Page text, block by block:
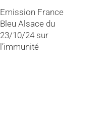
Emission France
Bleu Alsace du
23/10/24 sur
l’immunité